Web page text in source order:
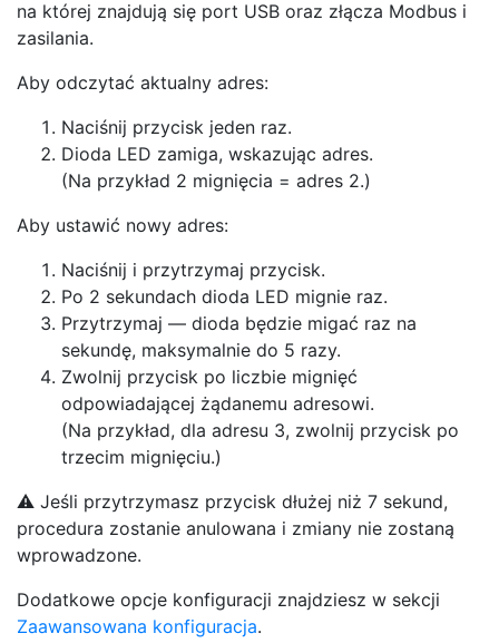
na której znajdują się port USB oraz złącza Modbus i
zasilania.
Aby odczytać aktualny adres:
Naciśnij przycisk jeden raz.
Dioda LED zamiga, wskazując adres.
(Na przykład 2 mignięcia = adres 2.)
Aby ustawić nowy adres:
Naciśnij i przytrzymaj przycisk.
Po 2 sekundach dioda LED mignie raz.
Przytrzymaj — dioda będzie migać raz na
sekundę, maksymalnie do 5 razy.
Zwolnij przycisk po liczbie mignięć
odpowiadającej żądanemu adresowi.
(Na przykład, dla adresu 3, zwolnij przycisk po
trzecim mignięciu.)
⚠️ Jeśli przytrzymasz przycisk dłużej niż 7 sekund,
procedura zostanie anulowana i zmiany nie zostaną
wprowadzone.
Dodatkowe opcje konfiguracji znajdziesz w sekcji
Zaawansowana konfiguracja.